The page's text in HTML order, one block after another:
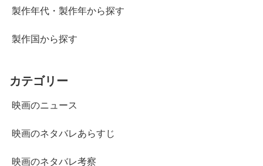
製作年代・製作年から探す
製作国から探す
カテゴリー
映画のニュース
映画のネタバレあらすじ
映画のネタバレ考察